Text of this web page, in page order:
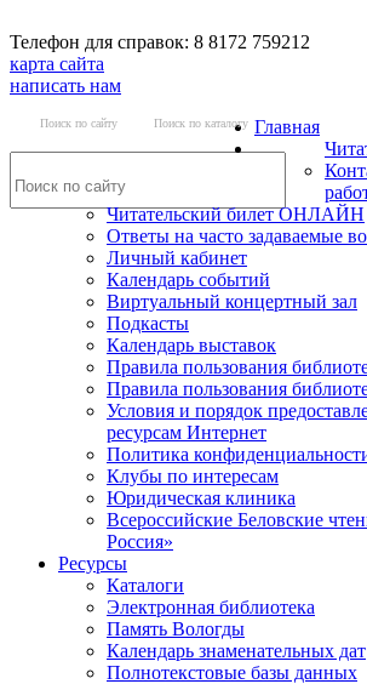
Телефон для справок: 8 8172 759212
карта сайта
написать нам
Поиск по сайту Поиск по каталогу Главная
Читательский билет ОНЛАЙН
Ответы на часто задаваемые
Личный кабинет
Календарь событий
Виртуальный концертный зал
Подкасты
Календарь выставок
Правила пользования
Правила пользования
Условия и порядок
ресурсам Интернет
Политика
Клубы по интересам
Юридическая клиника
Всероссийские Беловские
Россия»
Ресурсы
Каталоги
Электронная библиотека
Память Вологды
Календарь знаменательных дат
Полнотекстовые базы данных